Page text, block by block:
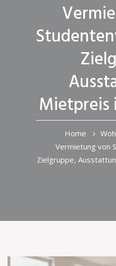
Mietpreis
Home
Vermietung von
Zielgruppe,